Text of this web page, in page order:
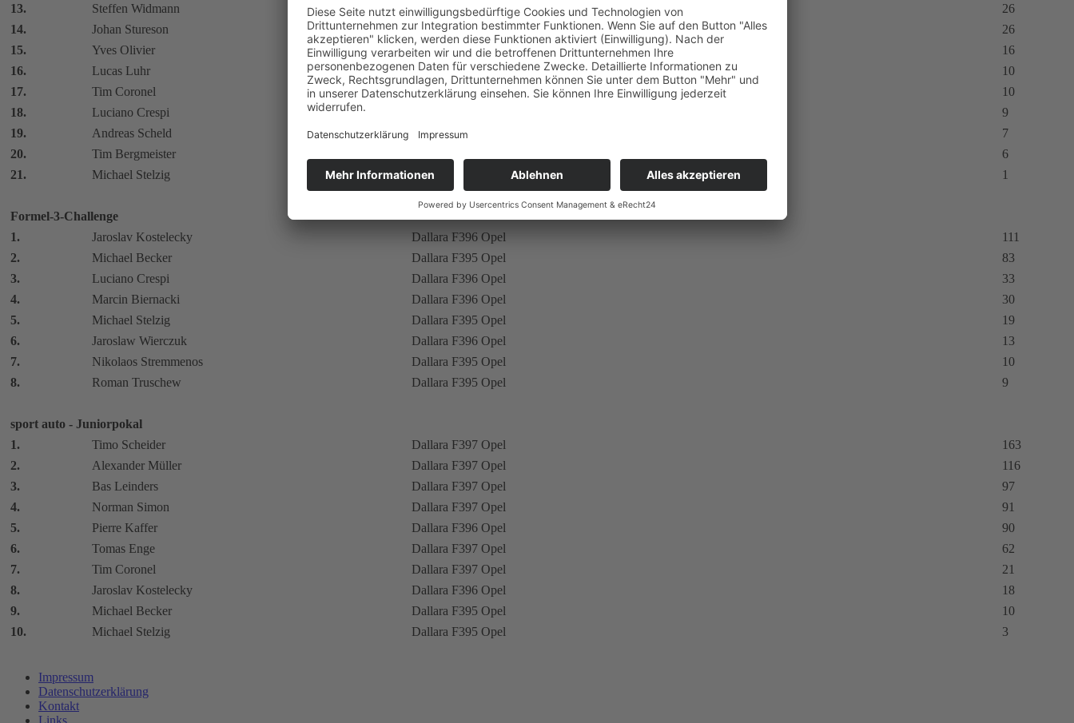
13.
Steffen Widmann Dallara F397 Opel + Martini MK73 Opel
26
14.
Johan Stureson Dallara F397 Opel
26
15.
Yves Olivier Dallara F397 Opel
16
16.
Lucas Luhr Dallara F397 Opel
10
17.
Tim Coronel Dallara F397 Opel
10
18.
Luciano Crespi
9
19.
Andreas Scheld Dallara F397 Opel
7
20.
Tim Bergmeister
6
21.
Michael Stelzig Dallara F395 Opel 1
Formel-3-Challenge
1.
Jaroslav Kostelecky Dallara F396 Opel
111
2.
Michael Becker Dallara F395 Opel
83
3.
Luciano Crespi Dallara F396 Opel
33
4.
Marcin Biernacki Dallara F396 Opel
30
5.
Michael Stelzig Dallara F395 Opel
19
6.
Jaroslaw Wierczuk Dallara F396 Opel
13
7.
Nikolaos Stremmenos Dallara F395 Opel
10
8.
Roman Truschew Dallara F395 Opel 9
sport auto - Juniorpokal
1.
Timo Scheider Dallara F397 Opel
163
2.
Alexander Müller Dallara F397 Opel
116
3.
Bas Leinders Dallara F397 Opel
97
4.
Norman Simon Dallara F397 Opel
91
5.
Pierre Kaffer Dallara F396 Opel
90
6.
Tomas Enge Dallara F397 Opel
62
7.
Tim Coronel Dallara F397 Opel
21
8.
Jaroslav Kostelecky Dallara F396 Opel
18
9.
Michael Becker Dallara F395 Opel
10
10.
Michael Stelzig Dallara F395 Opel 3
Impressum
Datenschutzerklärung
Kontakt
Links